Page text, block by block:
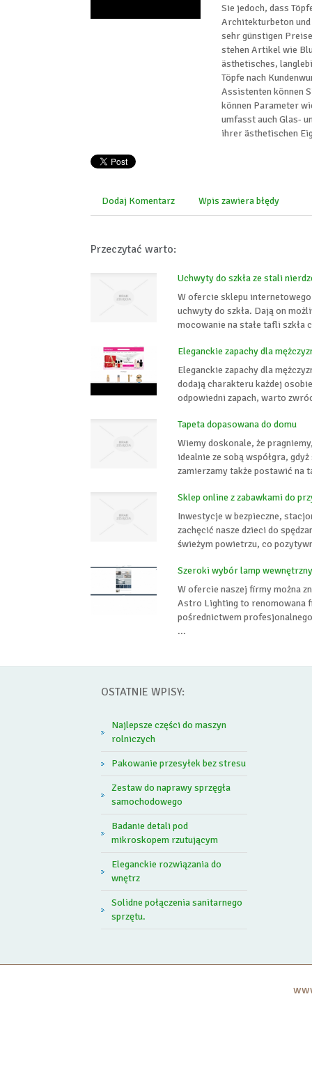
Sie jedoch, dass
Architekturbeton
sehr günstigen
stehen Artikel wie
ästhetisches,
Töpfe nach
Assistenten können
können Parameter
umfasst auch Glas-
ihrer ästhetischen
Dodaj Komentarz Wpis zawiera błędy
Przeczytać warto:
Uchwyty do szkła ze stali
W ofercie sklepu
uchwyty do szkła. Dają on
mocowanie na stałe tafli
Eleganckie zapachy dla
Eleganckie zapachy dla
dodają charakteru każdej
odpowiedni zapach, warto
Tapeta dopasowana do domu
Wiemy doskonale, że
idealnie ze sobą współgra,
zamierzamy także postawić na
Sklep online z zabawkami do
Inwestycje w bezpieczne,
zachęcić nasze dzieci do
świeżym powietrzu, co
Szeroki wybór lamp
W ofercie naszej firmy można
Astro Lighting to renomowana
pośrednictwem
...
OSTATNIE WPISY:
Najlepsze części do maszyn
rolniczych
Pakowanie przesyłek bez stresu
Zestaw do naprawy sprzęgła
samochodowego
Badanie detali pod
mikroskopem rzutującym
Eleganckie rozwiązania do
wnętrz
Solidne połączenia sanitarnego
sprzętu.